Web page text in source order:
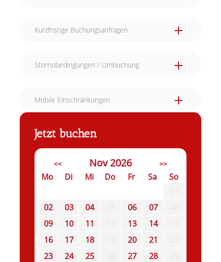
Kurzfristige Buchungsanfragen
Stornobedingungen / Umbuchung
Mobile Einschränkungen
Jetzt buchen
<< Nov 2026 >>
Mo Di Mi Do Fr Sa
So
02
03 04 06 07
09
10 11 13 14
16
17 18 20 21
23
24 25 27 28